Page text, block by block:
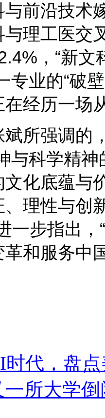
与前沿技术
与理工医交
，“新文
专业的“破
经历一场
强调的，
与科学精
化底蕴与
理性与创
一步指出
和服务中
时代，盘
一所大学